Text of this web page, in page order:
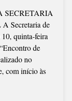
DE
QUEM
CUIDA”
SERÁ
TEMA
DE
SECRETARIA
Secretaria de
quinta-feira
de
no
com início às